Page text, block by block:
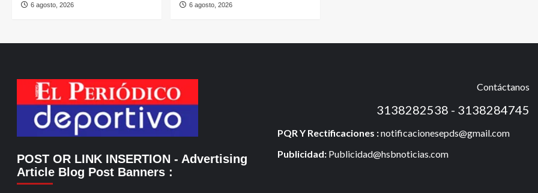
6 agosto, 2026 6 agosto, 2026
POST OR LINK INSERTION - Advertising
Article Blog Post Banners :
Contáctanos
3138282538 - 3138284745
PQR Y Rectificaciones :notificacionesepds@gmail.com
Publicidad: Publicidad@hsbnoticias.com